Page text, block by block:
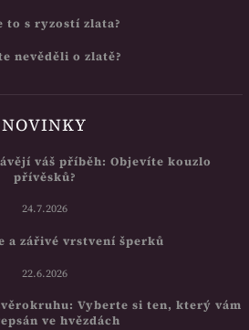
to s ryzostí zlata?
nevěděli o zlatě?
NOVINKY
váš příběh: Objevíte kouzlo
přívěsků?
24.7.2026
a zářivé vrstvení šperků
22.6.2026
Vyberte si ten, který vám
ve hvězdách